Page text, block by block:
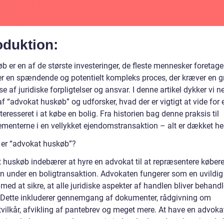
er en af de største investeringer, de fleste mennesker
en spændende og potentielt kompleks proces, der kræver en
af juridiske forpligtelser og ansvar. I denne artikel dykker vi
“advokat huskøb” og udforsker, hvad der er vigtigt at vide for
i at købe en bolig. Fra historien bag denne praksis til
i en vellykket ejendomstransaktion – alt er dækket
“advokat huskøb”?
huskøb indebærer at hyre en advokat til at repræsentere
under en boligtransaktion. Advokaten fungerer som en
at sikre, at alle juridiske aspekter af handlen bliver
inkluderer gennemgang af dokumenter, rådgivning om
afvikling af pantebrev og meget mere. At have en